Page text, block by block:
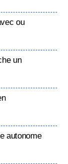
ou
un
autonome